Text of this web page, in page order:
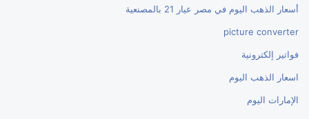
أسعار الذهب اليوم في مصر عيار 21 بالمصنعية
picture converter
فواتير إلكترونية
اسعار الذهب اليوم
الإمارات اليوم